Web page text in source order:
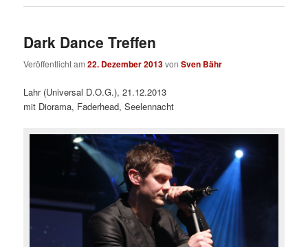
Dark Dance Treffen
Veröffentlicht am22. Dezember 2013vonSven Bähr
Lahr (Universal D.O.G.), 21.12.2013
mit Diorama, Faderhead, Seelennacht